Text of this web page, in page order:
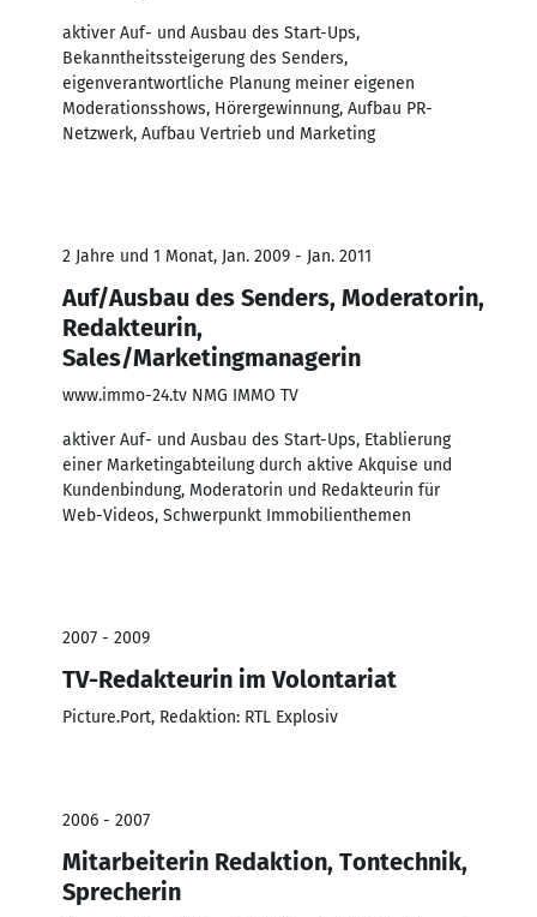
aktiver Auf- und Ausbau des Start-Ups,
Bekanntheitssteigerung des Senders,
eigenverantwortliche Planung meiner eigenen
Moderationsshows, Hörergewinnung, Aufbau PR-
Netzwerk, Aufbau Vertrieb und Marketing
2 Jahre und 1 Monat, Jan. 2009 - Jan. 2011
Auf/Ausbau des Senders, Moderatorin,
Redakteurin,
Sales/Marketingmanagerin
www.immo-24.tv NMG IMMO TV
aktiver Auf- und Ausbau des Start-Ups, Etablierung
einer Marketingabteilung durch aktive Akquise und
Kundenbindung, Moderatorin und Redakteurin für
Web-Videos, Schwerpunkt Immobilienthemen
2007 - 2009
TV-Redakteurin im Volontariat
Picture.Port, Redaktion: RTL Explosiv
2006 - 2007
Mitarbeiterin Redaktion, Tontechnik,
Sprecherin